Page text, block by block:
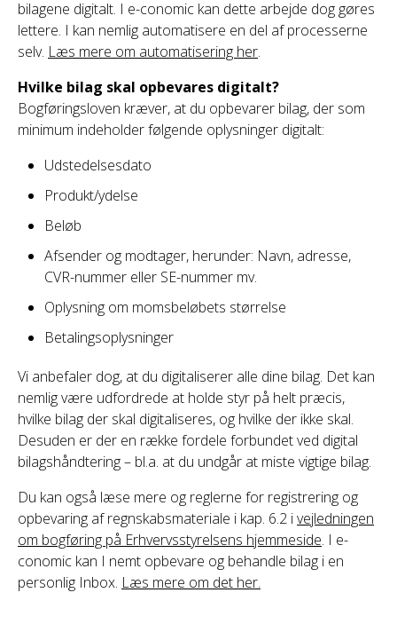
bilagene digitalt. I e-conomic kan dette arbejde dog gøres
lettere. I kan nemlig automatisere en del af processerne
selv. Læs mere om automatisering her.
Hvilke bilag skal opbevares digitalt?
Bogføringsloven kræver, at du opbevarer bilag, der som
minimum indeholder følgende oplysninger digitalt:
Udstedelsesdato
Produkt/ydelse
Beløb
Afsender og modtager, herunder: Navn, adresse,
CVR-nummer eller SE-nummer mv.
Oplysning om momsbeløbets størrelse
Betalingsoplysninger
Vi anbefaler dog, at du digitaliserer alle dine bilag. Det kan
nemlig være udfordrede at holde styr på helt præcis,
hvilke bilag der skal digitaliseres, og hvilke der ikke skal.
Desuden er der en række fordele forbundet ved digital
bilagshåndtering – bl.a. at du undgår at miste vigtige bilag.
Du kan også læse mere og reglerne for registrering og
opbevaring af regnskabsmateriale i kap. 6.2 ivejledningen
om bogføring på Erhvervsstyrelsens hjemmeside. I e-
conomic kan I nemt opbevare og behandle bilag i en
personlig Inbox. Læs mere om det her.